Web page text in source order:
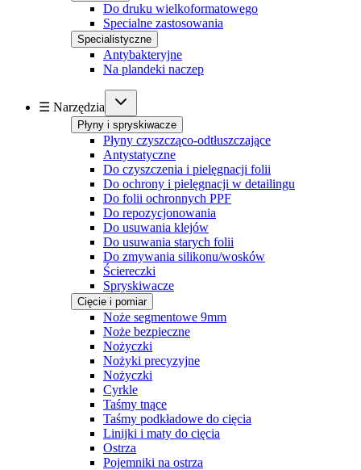
Do druku wielkoformatowego
Specialne zastosowania
Specialistyczne
Antybakteryjne
Na plandeki naczep
☰ Narzędzia
Płyny i spryskiwacze
Płyny czyszcząco-odtłuszczające
Antystatyczne
Do czyszczenia i pielęgnacji folii
Do ochrony i pielęgnacji w detailingu
Do folii ochronnych PPF
Do repozycjonowania
Do usuwania klejów
Do usuwania starych folii
Do zmywania silikonu/wosków
Ściereczki
Spryskiwacze
Cięcie i pomiar
Noże segmentowe 9mm
Noże bezpieczne
Nożyczki
Nożyki precyzyjne
Nożyczki
Cyrkle
Taśmy tnące
Taśmy podkładowe do cięcia
Linijki i maty do cięcia
Ostrza
Pojemniki na ostrza